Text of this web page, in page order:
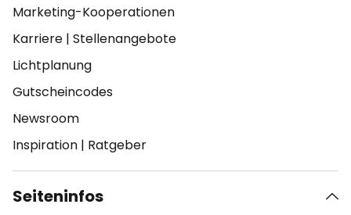
Marketing-Kooperationen
Karriere | Stellenangebote
Lichtplanung
Gutscheincodes
Newsroom
Inspiration | Ratgeber
Seiteninfos